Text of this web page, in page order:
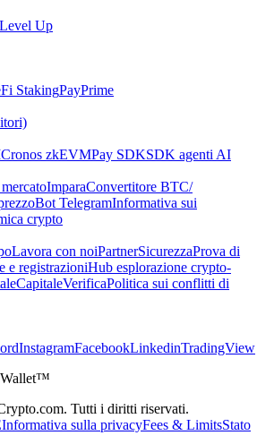
Level Up
StakingPayPrime
Cronos zkEVMPay SDKSDK agenti AI
ImparaConvertitore BTC/
Bot TelegramInformativa sui
crypto
Lavora con noiPartnerSicurezzaProva di
e registrazioniHub esplorazione crypto-
CapitaleVerificaPolitica sui conflitti di
InstagramFacebookLinkedinTradingView
Wallet™
Tutti i diritti riservati.
Informativa sulla privacyFees & LimitsStato